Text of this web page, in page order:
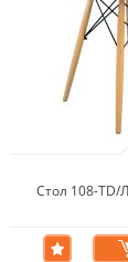
Стол 108-TD/